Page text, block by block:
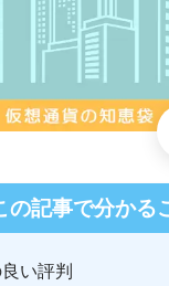
の記事で分かる
い評判